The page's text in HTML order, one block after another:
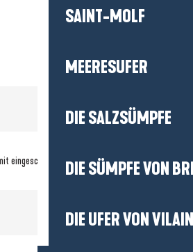
SAINT-MOLF
MEERESUFER
DIE SALZSÜMPFE
DIE SÜMPFE VON
DIE UFER VON
eingeschränkter Mobilität